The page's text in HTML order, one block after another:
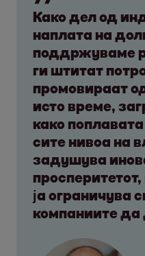
Како дел од
наплата на
поддржуваме
ги штитат
промовираат
исто време,
како
сите нивоа на
задушува
ја ограничува
компаниите да